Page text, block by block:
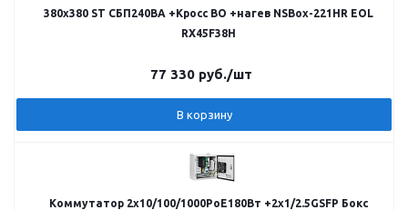
380x380 ST СБП240ВА +Кросс ВО +нагев NSBox-221HR EOL
RX45F38H
77 330руб./шт
В корзину
Коммутатор 2х10/100/1000PoE180Вт +2х1/2.5GSFP Бокс